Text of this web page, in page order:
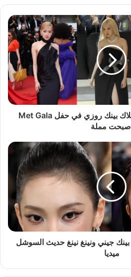
[آراء الكوريين] إطلالة بلاك بينك روزي في حفل Met Gala
مملة
جيني ونينغ نينغ حديث السوشل
ميديا